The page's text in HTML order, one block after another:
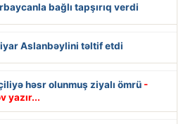
bağlı tapşırıq verdi
Aslanbəylini təltif etdi
həsr olunmuş ziyalı ömrü -
yazır...